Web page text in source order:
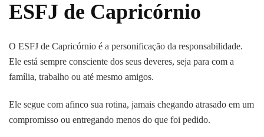
ESFJ de Capricórnio
O ESFJ de Capricórnio é a personificação da responsabilidade.
Ele está sempre consciente dos seus deveres, seja para com a
família, trabalho ou até mesmo amigos.
Ele segue com afinco sua rotina, jamais chegando atrasado em um
compromisso ou entregando menos do que foi pedido.